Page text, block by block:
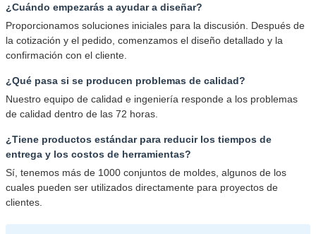
¿Cuándo empezarás a ayudar a diseñar?
Proporcionamos soluciones iniciales para la discusión. Después de
la cotización y el pedido, comenzamos el diseño detallado y la
confirmación con el cliente.
¿Qué pasa si se producen problemas de calidad?
Nuestro equipo de calidad e ingeniería responde a los problemas
de calidad dentro de las 72 horas.
¿Tiene productos estándar para reducir los tiempos de
entrega y los costos de herramientas?
Sí, tenemos más de 1000 conjuntos de moldes, algunos de los
cuales pueden ser utilizados directamente para proyectos de
clientes.